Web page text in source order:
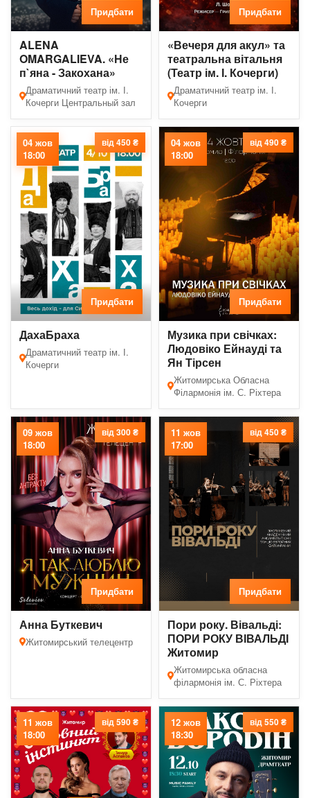
Придбати
ALENA
OMARGALIEVA. «Не
п`яна - Закохана»
Драматичний театр ім. І.
Кочерги Центральный зал
Придбати
«Вечеря для акул» та
театральна вітальня
(Театр ім. І. Кочерги)
Драматичний театр ім. І.
Кочерги
04 жов
18:00
від 450 ₴
Придбати
ДахаБраха
Драматичний театр ім. І.
Кочерги
04 жов
18:00
від 490 ₴
Придбати
Музика при свічках:
Людовіко Ейнауді та
Ян Тірсен
Житомирська Обласна
Філармонія ім. С. Ріхтера
09 жов
18:00
від 300 ₴
Придбати
Анна Буткевич
Житомирський телецентр
11 жов
17:00
від 450 ₴
Придбати
Пори року. Вівальді:
ПОРИ РОКУ ВІВАЛЬДІ
Житомир
Житомирська обласна
філармонія ім. С. Ріхтера
11 жов
18:00
від 590 ₴
12 жов
18:30
від 550 ₴